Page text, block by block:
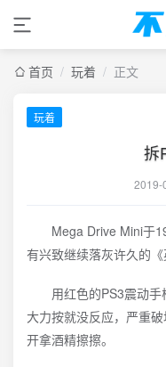
首页 / 玩着 / 正文
玩着
拆
2019-
Mega Drive Mini于19
有兴致继续落灰许久的《
用红色的PS3震动手
大力按就没反应，严重
开拿酒精擦擦。